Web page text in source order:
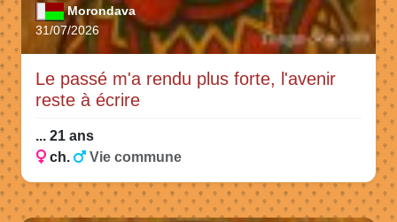
Morondava
31/07/2026
Le passé m'a rendu plus forte, l'avenir
reste à écrire
... 21 ans
ch.
Vie commune